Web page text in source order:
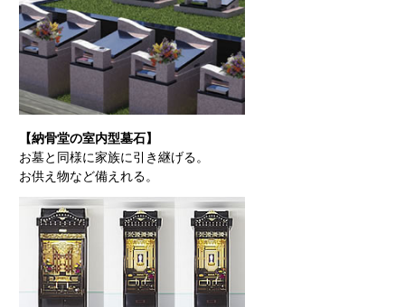
【納骨堂の室内型墓石】
お墓と同様に家族に引き継げる。
お供え物など備えれる。